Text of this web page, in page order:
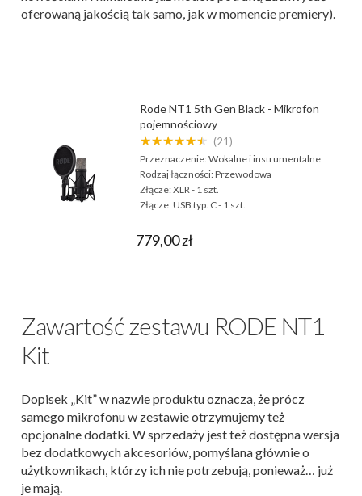
oferowaną jakością tak samo, jak w momencie premiery).
Rode NT1 5th Gen Black - Mikrofon
pojemnościowy
★★★★★★ (21)
Przeznaczenie:Wokalne i instrumentalne
Rodzaj łączności:Przewodowa
Złącze:XLR - 1 szt.
Złącze:USB typ. C - 1 szt.
779,00 zł
Zawartość zestawu RODE NT1
Kit
Dopisek „Kit” w nazwie produktu oznacza, że prócz
samego mikrofonu w zestawie otrzymujemy też
opcjonalne dodatki. W sprzedaży jest też dostępna wersja
bez dodatkowych akcesoriów, pomyślana głównie o
użytkownikach, którzy ich nie potrzebują, ponieważ… już
je mają.